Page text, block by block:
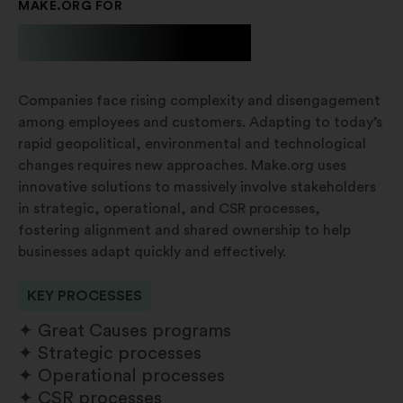
MAKE.ORG FOR
Companies face rising complexity and disengagement
among employees and customers. Adapting to today’s
rapid geopolitical, environmental and technological
changes requires new approaches. Make.org uses
innovative solutions to massively involve stakeholders
in strategic, operational, and CSR processes,
fostering alignment and shared ownership to help
businesses adapt quickly and effectively.
KEY PROCESSES
Great Causes programs
Strategic processes
Operational processes
CSR processes